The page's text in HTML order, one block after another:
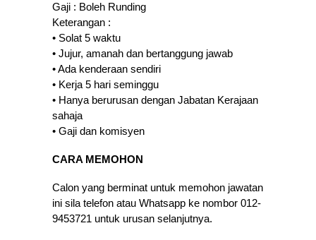
Gaji : Boleh Runding
Keterangan :
• Solat 5 waktu
• Jujur, amanah dan bertanggung jawab
• Ada kenderaan sendiri
• Kerja 5 hari seminggu
• Hanya berurusan dengan Jabatan Kerajaan
sahaja
• Gaji dan komisyen
CARA MEMOHON
Calon yang berminat untuk memohon jawatan
ini sila telefon atau Whatsapp ke nombor 012-
9453721 untuk urusan selanjutnya.